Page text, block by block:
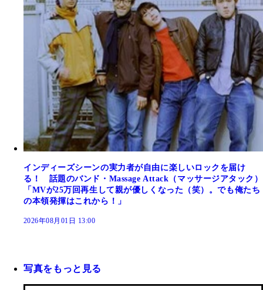
インディーズシーンの実力者が自由に楽しいロックを届け
る！ 話題のバンド・Massage Attack（マッサージアタック）
「MVが25万回再生して親が優しくなった（笑）。でも俺たち
の本領発揮はこれから！」
2026年08月01日 13:00
写真をもっと見る